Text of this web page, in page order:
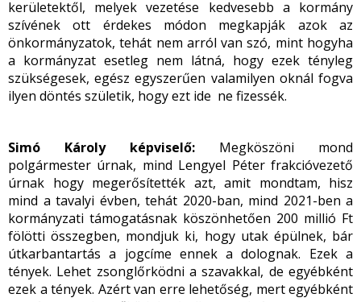
kerületektől, melyek vezetése kedvesebb a kormány
szívének ott érdekes módon megkapják azok az
önkormányzatok, tehát nem arról van szó, mint hogyha
a kormányzat esetleg nem látná, hogy ezek tényleg
szükségesek, egész egyszerűen valamilyen oknál fogva
ilyen döntés születik, hogy ezt ide ne fizessék.
Simó Károly képviselő: Megköszöni mond
polgármester úrnak, mind Lengyel Péter frakcióvezető
úrnak hogy megerősítették azt, amit mondtam, hisz
mind a tavalyi évben, tehát 2020-ban, mind 2021-ben a
kormányzati támogatásnak köszönhetően 200 millió Ft
fölötti összegben, mondjuk ki, hogy utak épülnek, bár
útkarbantartás a jogcíme ennek a dolognak. Ezek a
tények. Lehet zsonglőrködni a szavakkal, de egyébként
ezek a tények. Azért van erre lehetőség, mert egyébként